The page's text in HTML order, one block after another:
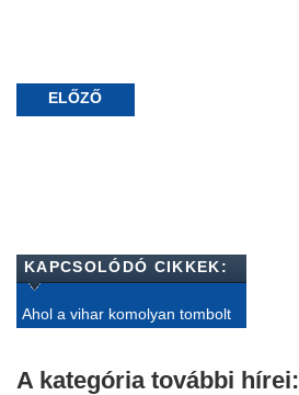
ELŐZŐ
KAPCSOLÓDÓ CIKKEK:
Ahol a vihar komolyan tombolt
A kategória további hírei: